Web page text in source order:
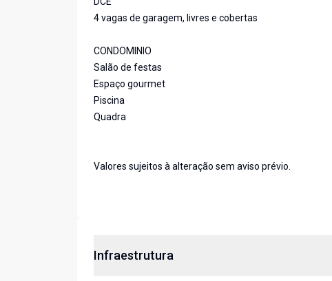
4 vagas de garagem, livres e cobertas
CONDOMINIO
Salão de festas
Espaço gourmet
Piscina
Quadra
Valores sujeitos à alteração sem aviso prévio.
Infraestrutura